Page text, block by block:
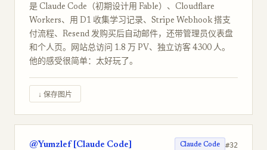
是 Claude Code（初期设计用 Fable）、Cloudflare
Workers、用 D1 收集学习记录、Stripe Webhook 搭支
付流程、Resend 发购买后自动邮件，还带管理员仪表盘
和个人页。网站总访问 1.8 万 PV、独立访客 4300 人。
他的感受很简单：太好玩了。
↓ 保存图片
@Yumzlef [Claude Code] Claude Code #32